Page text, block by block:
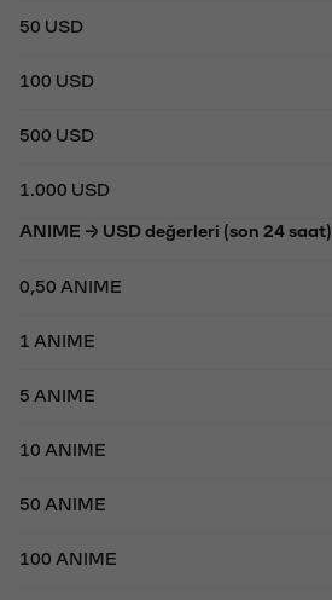
50 USD
100 USD
500 USD
1.000 USD
ANIME → USD değerleri (son 24 saat)
0,50 ANIME
1 ANIME
5 ANIME
10 ANIME
50 ANIME
100 ANIME